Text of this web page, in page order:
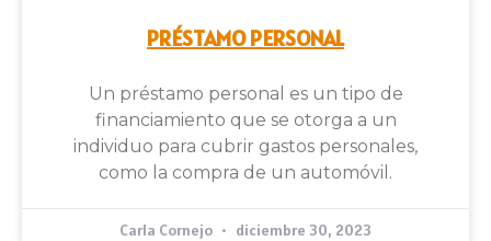
PRÉSTAMO PERSONAL
Un préstamo personal es un tipo de
financiamiento que se otorga a un
individuo para cubrir gastos personales,
como la compra de un automóvil.
Carla Cornejo diciembre 30, 2023